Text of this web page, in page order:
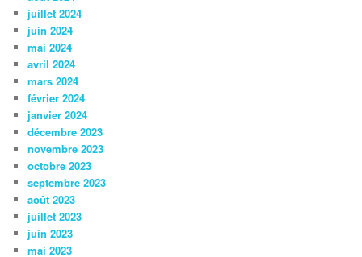
juillet 2024
juin 2024
mai 2024
avril 2024
mars 2024
février 2024
janvier 2024
décembre 2023
novembre 2023
octobre 2023
septembre 2023
août 2023
juillet 2023
juin 2023
mai 2023